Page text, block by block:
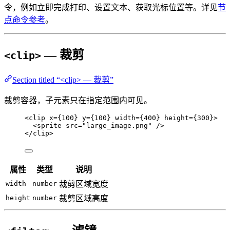
令，例如立即完成打印、设置文本、获取光标位置等。详见节
点命令参考。
<clip> — 裁剪
Section titled “<clip> — 裁剪”
裁剪容器，子元素只在指定范围内可见。
<clip x={ 100 } y={ 100 } width={ 400 } height={ 300 }>
<sprite src=" large_image.png "
/>
</clip>
属性 类型 说明
width number 裁剪区域宽度
height number 裁剪区域高度